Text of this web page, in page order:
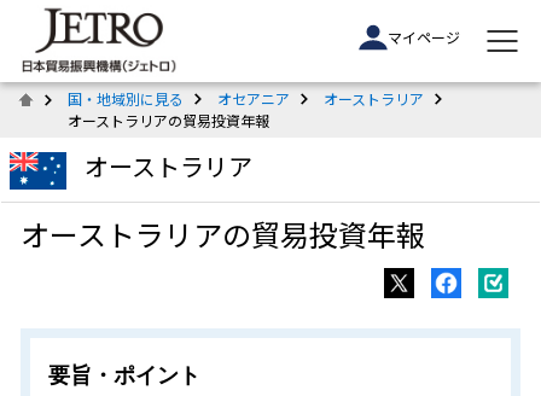
マイページ
国・地域別に見る オセアニア
オーストラリア
オーストラリアの貿易投資年報
オーストラリア
オーストラリアの貿易投資年報
要旨・ポイント